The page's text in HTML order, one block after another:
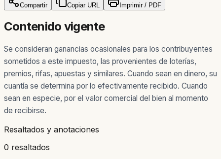
Compartir Copiar URL Imprimir / PDF
Contenido vigente
Se consideran ganancias ocasionales para los contribuyentes
sometidos a este impuesto, las provenientes de loterías,
premios, rifas, apuestas y similares. Cuando sean en dinero, su
cuantía se determina por lo efectivamente recibido. Cuando
sean en especie, por el valor comercial del bien al momento
de recibirse.
Resaltados y anotaciones
0 resaltados